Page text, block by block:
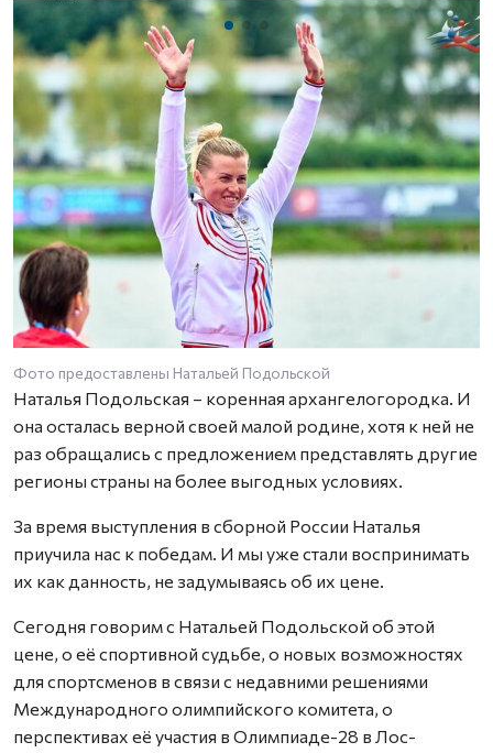
Фото предоставлены Натальей Подольской
Наталья Подольская – коренная архангелогородка. И
она осталась верной своей малой родине, хотя к ней не
раз обращались с предложением представлять другие
регионы страны на более выгодных условиях.
За время выступления в сборной России Наталья
приучила нас к победам. И мы уже стали воспринимать
их как данность, не задумываясь об их цене.
Сегодня говорим с Натальей Подольской об этой
цене, о её спортивной судьбе, о новых возможностях
для спортсменов в связи с недавними решениями
Международного олимпийского комитета, о
перспективах её участия в Олимпиаде-28 в Лос-